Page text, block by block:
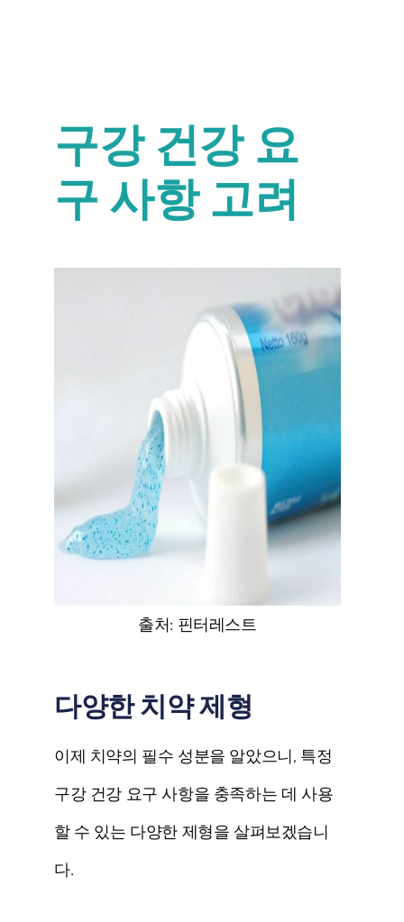
구강 건강 요
구 사항 고려
출처: 핀터레스트
다양한 치약 제형
이제 치약의 필수 성분을 알았으니, 특정
구강 건강 요구 사항을 충족하는 데 사용
할 수 있는 다양한 제형을 살펴보겠습니
다.